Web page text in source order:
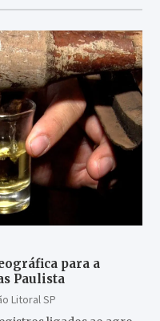
para a
Paulista
Litoral SP